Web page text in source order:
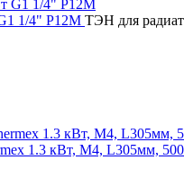
1/4" Р12М ТЭН для
1.3 кВт, М4, L305мм,